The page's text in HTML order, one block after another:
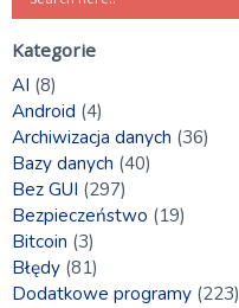
Kategorie
AI (8)
Android (4)
Archiwizacja danych (36)
Bazy danych (40)
Bez GUI (297)
Bezpieczeństwo (19)
Bitcoin (3)
Błędy (81)
Dodatkowe programy (223)